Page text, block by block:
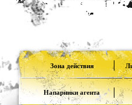
Зона действия
Напарники агента